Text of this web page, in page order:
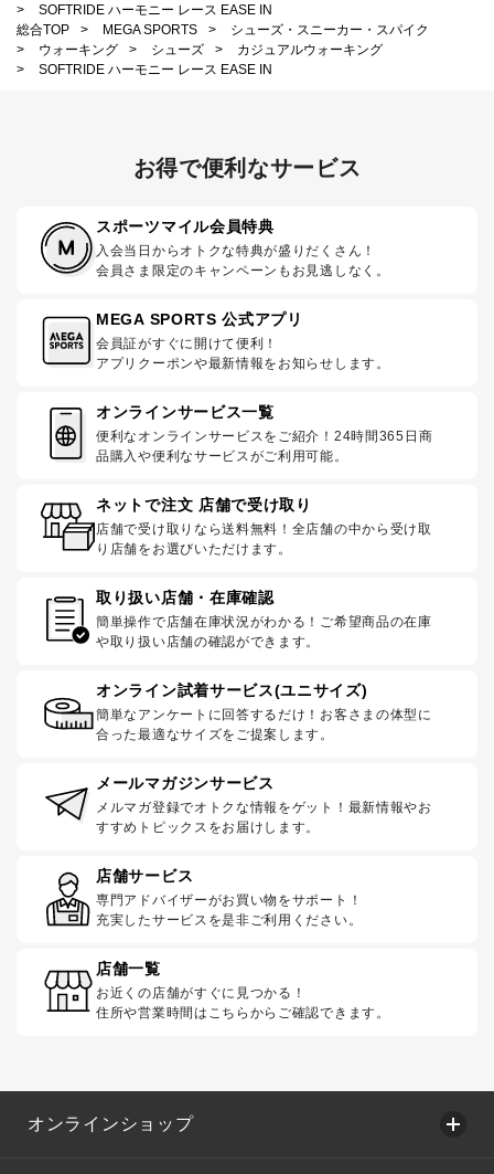
>
SOFTRIDE ハーモニー レース EASE IN
総合TOP
> MEGA SPORTS >
シューズ・スニーカー・スパイク
>
ウォーキング > シューズ >
カジュアルウォーキング
>
SOFTRIDE ハーモニー レース EASE IN
お得で便利なサービス
スポーツマイル会員特典
入会当日からオトクな特典が盛りだくさん！
会員さま限定のキャンペーンもお見逃しなく。
MEGA SPORTS 公式アプリ
会員証がすぐに開けて便利！
アプリクーポンや最新情報をお知らせします。
オンラインサービス一覧
便利なオンラインサービスをご紹介！24時間365日商
品購入や便利なサービスがご利用可能。
ネットで注文 店舗で受け取り
店舗で受け取りなら送料無料！全店舗の中から受け取
り店舗をお選びいただけます。
取り扱い店舗・在庫確認
簡単操作で店舗在庫状況がわかる！ご希望商品の在庫
や取り扱い店舗の確認ができます。
オンライン試着サービス(ユニサイズ)
簡単なアンケートに回答するだけ！お客さまの体型に
合った最適なサイズをご提案します。
メールマガジンサービス
メルマガ登録でオトクな情報をゲット！最新情報やお
すすめトピックスをお届けします。
店舗サービス
専門アドバイザーがお買い物をサポート！
充実したサービスを是非ご利用ください。
店舗一覧
お近くの店舗がすぐに見つかる！
住所や営業時間はこちらからご確認できます。
オンラインショップ